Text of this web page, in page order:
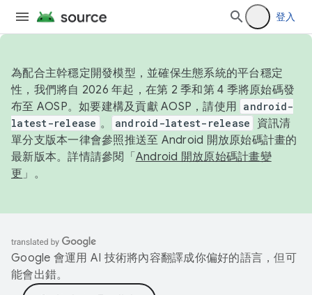
登入
為配合主幹穩定開發模型，並確保生態系統的平台穩定
性，我們將自 2026 年起，在第 2 季和第 4 季將原始碼發
布至 AOSP。如要建構及貢獻 AOSP，請使用 android-
latest-release 。 android-latest-release
資訊清
單分支版本一律會參照推送至 Android 開放原始碼計畫的
最新版本。詳情請參閱「 Android 開放原始碼計畫變
更 」。
Google 會運用 AI 技術將內容翻譯成你偏好的語言，但可
能會出錯。